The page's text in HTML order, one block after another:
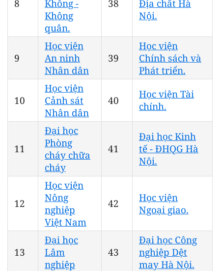
8
Không -
Không
quân.
38
Địa chất Hà
Nội.
9
Học viện
An ninh
Nhân dân
39
Học viện
Chính sách và
Phát triển.
10
Học viện
Cảnh sát
Nhân dân
40
Học viện Tài
chính.
11
Đại học
Phòng
cháy chữa
cháy
41
Đại học Kinh
tế - ĐHQG Hà
Nội.
12
Học viện
Nông
nghiệp
Việt Nam
42
Học viện
Ngoại giao.
13
Đại học
Lâm
nghiệp
43
Đại học Công
nghiệp Dệt
may Hà Nội.